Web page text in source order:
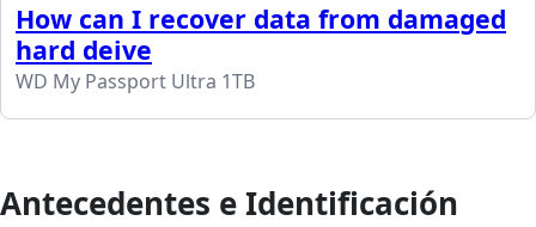
How can I recover data from damaged
hard deive
WD My Passport Ultra 1TB
Antecedentes e Identificación